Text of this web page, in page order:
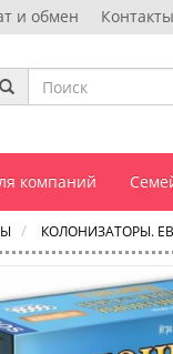
и обмен Контакты
компаний
КОЛОНИЗАТОРЫ.